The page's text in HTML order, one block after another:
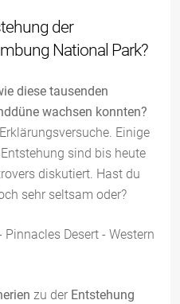
der
National Park?
diese tausenden
wachsen konnten?
Einige
sind bis heute
diskutiert. Hast du
sehr seltsam oder?
zu der Entstehung